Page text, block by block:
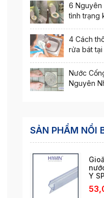
6 Nguyên
tình trạng
4 Cách
rửa bát
Nước
Nguyên
SẢN PHẨM NỔI
Y